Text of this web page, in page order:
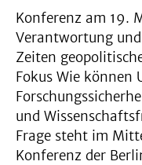
Konferenz am 19.
Verantwortung
Zeiten
Fokus Wie können
und
Frage steht im
Konferenz der